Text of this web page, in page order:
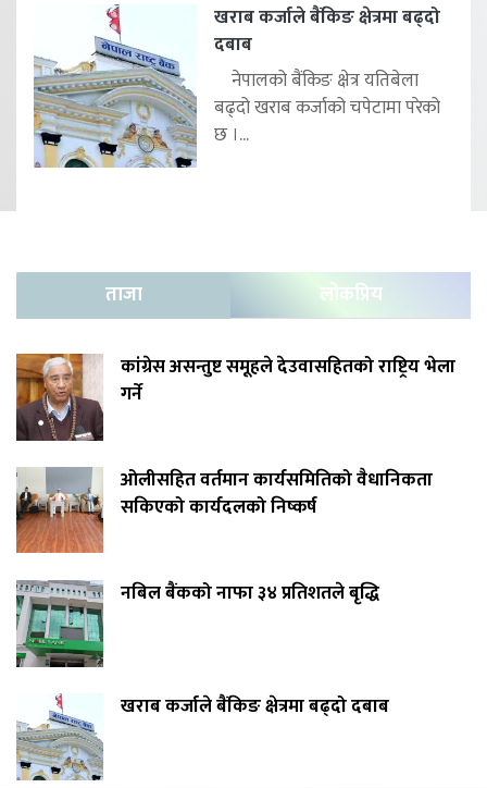
खराब कर्जाले बैंकिङ क्षेत्रमा बढ्दो
दबाब
नेपालको बैंकिङ क्षेत्र यतिबेला
बढ्दो खराब कर्जाको चपेटामा परेको
छ ।...
ताजा लोकप्रिय
कांग्रेस असन्तुष्ट समूहले देउवासहितको राष्ट्रिय भेला
गर्ने
ओलीसहित वर्तमान कार्यसमितिको वैधानिकता
सकिएको कार्यदलको निष्कर्ष
नबिल बैंकको नाफा ३४ प्रतिशतले बृद्धि
खराब कर्जाले बैंकिङ क्षेत्रमा बढ्दो दबाब